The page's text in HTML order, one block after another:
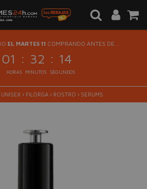
EL MARTES 11 COMPRANDO ANTES DE...
01 : 32 : 13
HORAS MINUTOS SEGUNDOS
UNISEX › FILORGA › ROSTRO › SERUMS